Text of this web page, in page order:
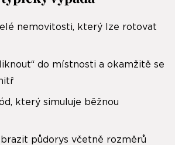
nemovitosti, který lze rotovat
do místnosti a okamžitě se
který simuluje běžnou
půdorys včetně rozměrů